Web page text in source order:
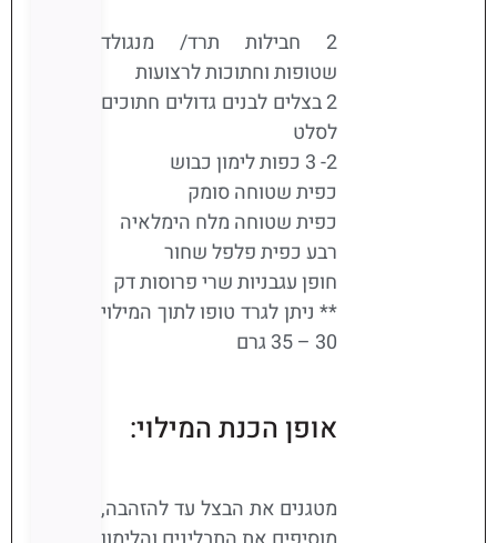
2 חבילות תרד/ מנגולד
שטופות וחתוכות לרצועות
2 בצלים לבנים גדולים חתוכים
לסלט
2- 3 כפות לימון כבוש
כפית שטוחה סומק
כפית שטוחה מלח הימלאיה
רבע כפית פלפל שחור
חופן עגבניות שרי פרוסות דק
** ניתן לגרד טופו לתוך המילוי
30 – 35 גרם
אופן הכנת המילוי:
מטגנים את הבצל עד להזהבה,